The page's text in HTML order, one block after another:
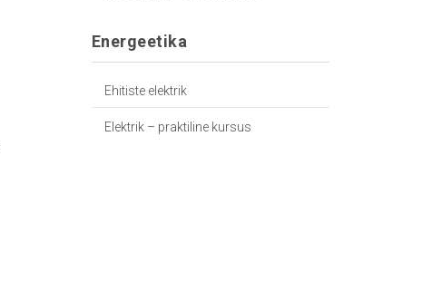
Energeetika
Ehitiste elektrik
Elektrik – praktiline kursus